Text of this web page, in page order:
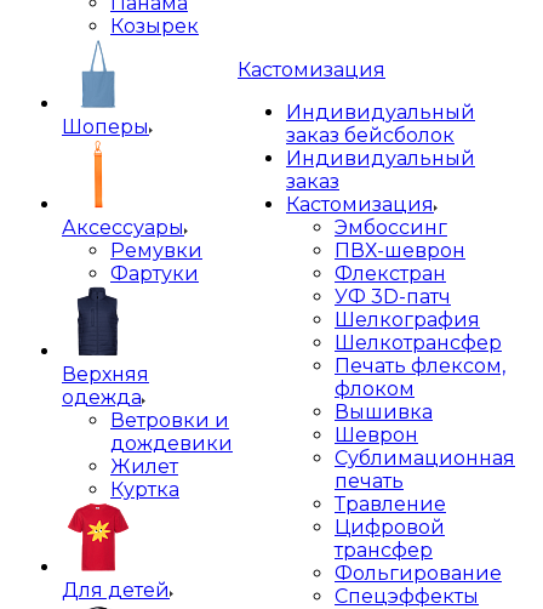
Козырек
Шоперы
Аксессуары
Ремувки
Фартуки
Верхняя
одежда
Ветровки и
дождевики
Жилет
Куртка
Для детей
Кастомизация
Индивидуальный
заказ бейсболок
Индивидуальный
заказ
Кастомизация
Эмбоссинг
ПВХ-шеврон
Флекстран
УФ 3D-патч
Шелкография
Шелкотрансфер
Печать флексом,
флоком
Вышивка
Шеврон
Сублимационная
печать
Травление
Цифровой
трансфер
Фольгирование
Спецэффекты